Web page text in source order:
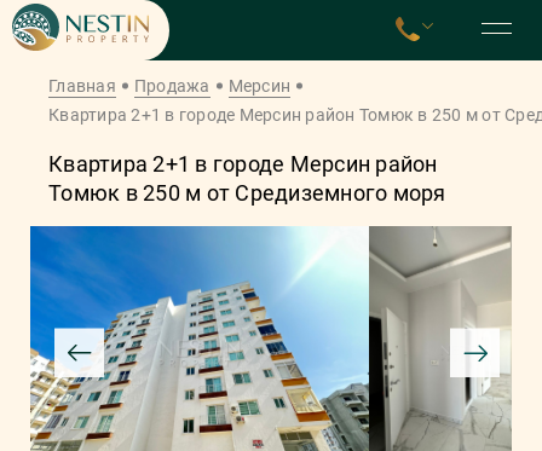
Главная Продажа
Мерсин
Квартира 2+1 в городе Мерсин район Томюк в 250 м от
Квартира 2+1 в городе Мерсин район
Томюк в 250 м от Средиземного моря